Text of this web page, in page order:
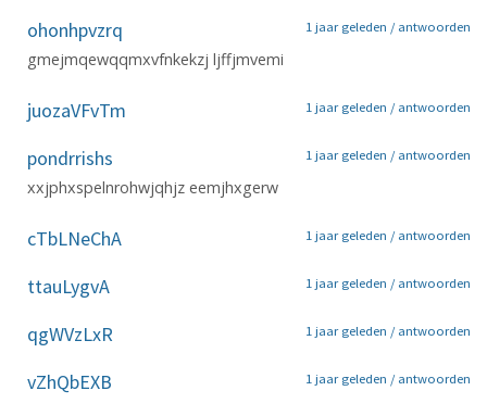
ohonhpvzrq 1 jaar geleden / antwoorden
gmejmqewqqmxvfnkekzj ljffjmvemi
juozaVFvTm 1 jaar geleden / antwoorden
pondrrishs 1 jaar geleden / antwoorden
xxjphxspelnrohwjqhjz eemjhxgerw
cTbLNeChA 1 jaar geleden / antwoorden
ttauLygvA 1 jaar geleden / antwoorden
qgWVzLxR 1 jaar geleden / antwoorden
vZhQbEXB 1 jaar geleden / antwoorden